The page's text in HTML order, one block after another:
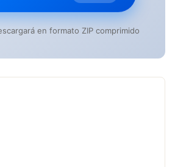
en formato ZIP comprimido